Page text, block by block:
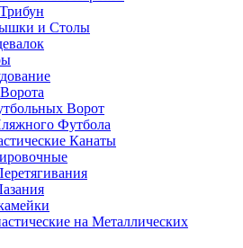
и Столы
Ворот
Футбола
Канаты
на Металлических